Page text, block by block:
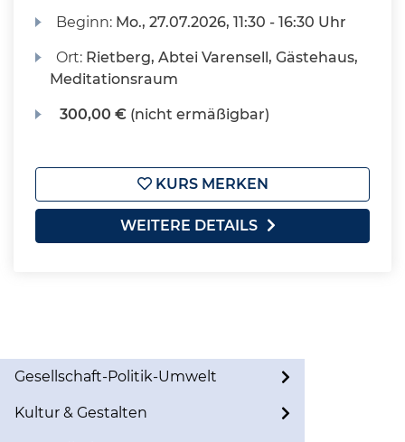
Beginn: Mo., 27.07.2026, 11:30 - 16:30 Uhr
Ort: Rietberg, Abtei Varensell, Gästehaus,
Meditationsraum
300,00 € (nicht ermäßigbar)
KURS MERKEN
WEITERE DETAILS
Gesellschaft-Politik-Umwelt
Kultur & Gestalten